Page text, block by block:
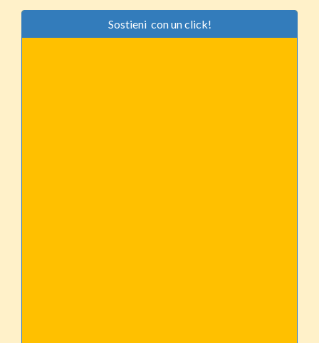
Sostieni con un click!